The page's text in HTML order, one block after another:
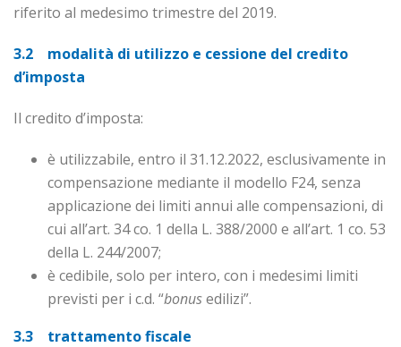
riferito al medesimo trimestre del 2019.
3.2 modalità di utilizzo e cessione del credito
d’imposta
Il credito d’imposta:
è utilizzabile, entro il 31.12.2022, esclusivamente in
compensazione mediante il modello F24, senza
applicazione dei limiti annui alle compensazioni, di
cui all’art. 34 co. 1 della L. 388/2000 e all’art. 1 co. 53
della L. 244/2007;
è cedibile, solo per intero, con i medesimi limiti
previsti per i c.d. “bonusedilizi”.
3.3 trattamento fiscale